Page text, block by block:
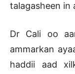
talagasheen in
Dr Cali oo
ammarkan
haddii aad